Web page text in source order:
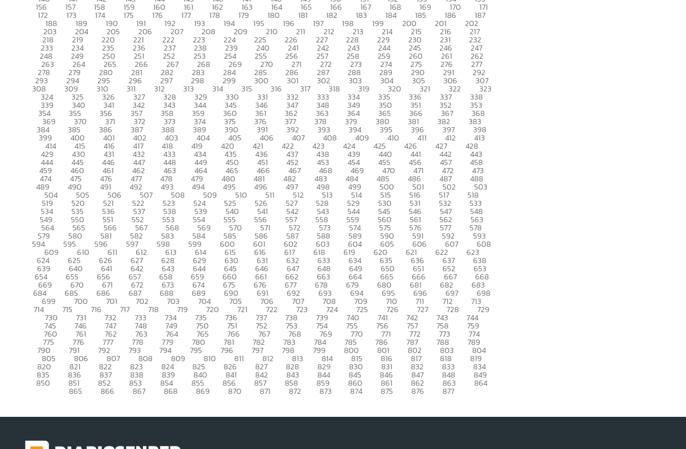
156 157 158 159 160 161 162 163 164 165 166 167 168 169 170 171
172 173 174 175 176 177 178 179 180 181 182 183 184 185 186 187
188 189 190 191 192 193 194 195 196 197 198 199 200 201 202
203 204 205 206 207 208 209 210 211 212 213 214 215 216 217
218 219 220 221 222 223 224 225 226 227 228 229 230 231 232
233 234 235 236 237 238 239 240 241 242 243 244 245 246 247
248 249 250 251 252 253 254 255 256 257 258 259 260 261 262
263 264 265 266 267 268 269 270 271 272 273 274 275 276 277
278 279 280 281 282 283 284 285 286 287 288 289 290 291 292
293 294 295 296 297 298 299 300 301 302 303 304 305 306 307
308 309 310 311 312 313 314 315 316 317 318 319 320 321 322 323
324 325 326 327 328 329 330 331 332 333 334 335 336 337 338
339 340 341 342 343 344 345 346 347 348 349 350 351 352 353
354 355 356 357 358 359 360 361 362 363 364 365 366 367 368
369 370 371 372 373 374 375 376 377 378 379 380 381 382 383
384 385 386 387 388 389 390 391 392 393 394 395 396 397 398
399 400 401 402 403 404 405 406 407 408 409 410 411 412 413
414 415 416 417 418 419 420 421 422 423 424 425 426 427 428
429 430 431 432 433 434 435 436 437 438 439 440 441 442 443
444 445 446 447 448 449 450 451 452 453 454 455 456 457 458
459 460 461 462 463 464 465 466 467 468 469 470 471 472 473
474 475 476 477 478 479 480 481 482 483 484 485 486 487 488
489 490 491 492 493 494 495 496 497 498 499 500 501 502 503
504 505 506 507 508 509 510 511 512 513 514 515 516 517 518
519 520 521 522 523 524 525 526 527 528 529 530 531 532 533
534 535 536 537 538 539 540 541 542 543 544 545 546 547 548
549 550 551 552 553 554 555 556 557 558 559 560 561 562 563
564 565 566 567 568 569 570 571 572 573 574 575 576 577 578
579 580 581 582 583 584 585 586 587 588 589 590 591 592 593
594 595 596 597 598 599 600 601 602 603 604 605 606 607 608
609 610 611 612 613 614 615 616 617 618 619 620 621 622 623
624 625 626 627 628 629 630 631 632 633 634 635 636 637 638
639 640 641 642 643 644 645 646 647 648 649 650 651 652 653
654 655 656 657 658 659 660 661 662 663 664 665 666 667 668
669 670 671 672 673 674 675 676 677 678 679 680 681 682 683
684 685 686 687 688 689 690 691 692 693 694 695 696 697 698
699 700 701 702 703 704 705 706 707 708 709 710 711 712 713
714 715 716 717 718 719 720 721 722 723 724 725 726 727 728 729
730 731 732 733 734 735 736 737 738 739 740 741 742 743 744
745 746 747 748 749 750 751 752 753 754 755 756 757 758 759
760 761 762 763 764 765 766 767 768 769 770 771 772 773 774
775 776 777 778 779 780 781 782 783 784 785 786 787 788 789
790 791 792 793 794 795 796 797 798 799 800 801 802 803 804
805 806 807 808 809 810 811 812 813 814 815 816 817 818 819
820 821 822 823 824 825 826 827 828 829 830 831 832 833 834
835 836 837 838 839 840 841 842 843 844 845 846 847 848 849
850 851 852 853 854 855 856 857 858 859 860 861 862 863 864
865 866 867 868 869 870 871 872 873 874 875 876 877